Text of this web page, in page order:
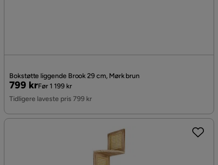
Bokstøtte liggende Brook 29 cm, Mørk brun
Pris
799 kr
Original
Pris
Før 1 199 kr
Tidligere laveste pris 799 kr